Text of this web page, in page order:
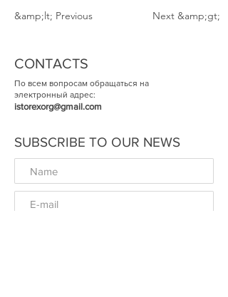
&amp;lt; Previous Next &amp;gt;
CONTACTS
По всем вопросам обращаться на
электронный адрес:
istorexorg@gmail.com
SUBSCRIBE TO OUR NEWS